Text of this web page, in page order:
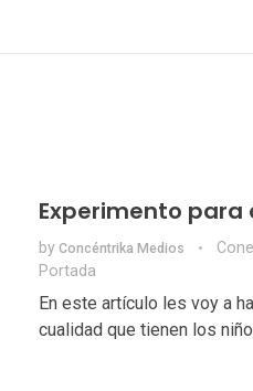
Experimento
by Concéntrika Medios
Portada
En este artículo les voy a
cualidad que tienen los